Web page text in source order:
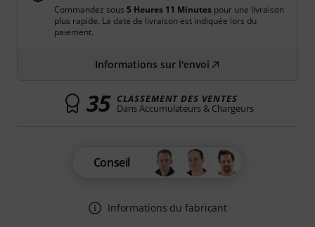
Commandez sous 5 Heures 11 Minutes pour une livraison
plus rapide. La date de livraison est indiquée lors du
paiement.
Informations sur l'envoi
35 CLASSEMENT DES VENTES
Dans Accumulateurs & Chargeurs
Conseil
Informations du fabricant